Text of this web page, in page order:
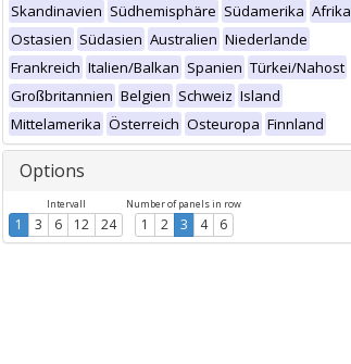
Skandinavien Südhemisphäre Südamerika Afrika
Ostasien Südasien Australien Niederlande
Frankreich Italien/Balkan Spanien Türkei/Nahost
Großbritannien Belgien Schweiz Island
Mittelamerika Österreich Osteuropa Finnland
Options
Intervall
1 3 6 12 24
Number of panels in row
1 2 3 4 6